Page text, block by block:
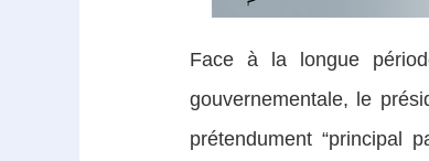
Face à la longue
gouvernementale, le
prétendument “principal